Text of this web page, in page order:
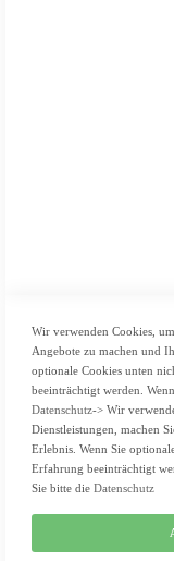
Wir verwenden Cookies,
Angebote zu machen und
optionale Cookies unten
beeinträchtigt werden.
Datenschutz-> Wir
Dienstleistungen, machen
Erlebnis. Wenn Sie
Erfahrung beeinträchtigt
Sie bitte die Datenschutz